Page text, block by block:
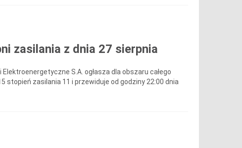
zasilania z dnia 27 sierpnia
S.A. ogłasza dla obszaru całego
stopień zasilania 11 i przewiduje od godziny 22:00 dnia